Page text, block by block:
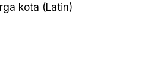
kota (Latin)